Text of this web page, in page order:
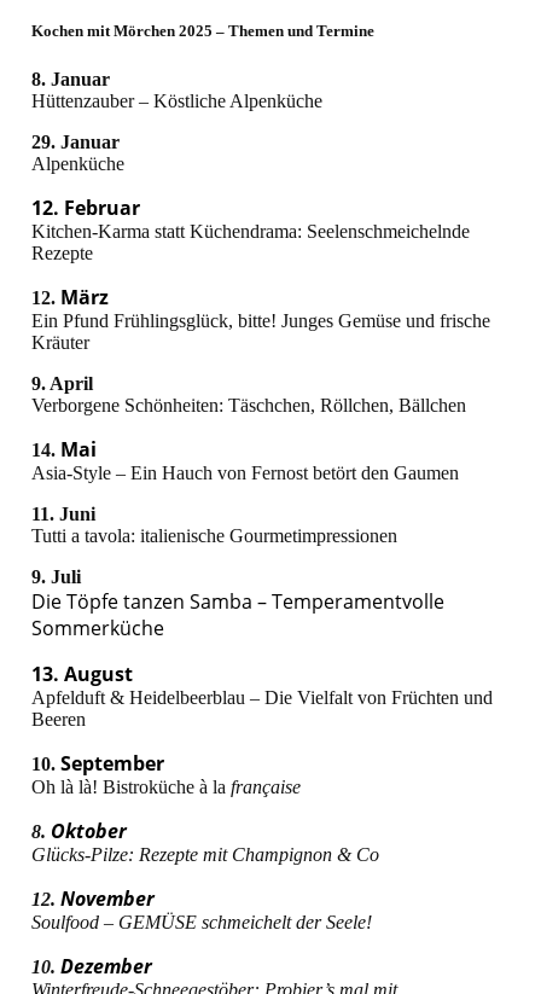
Kochen mit Mörchen 2025 – Themen und Termine
8. Januar
Hüttenzauber – Köstliche Alpenküche
29. Januar
Alpenküche
12. Februar
Kitchen-Karma statt Küchendrama: Seelenschmeichelnde
Rezepte
12. März
Ein Pfund Frühlingsglück, bitte! Junges Gemüse und frische
Kräuter
9. April
Verborgene Schönheiten: Täschchen, Röllchen, Bällchen
14. Mai
Asia-Style – Ein Hauch von Fernost betört den Gaumen
11. Juni
Tutti a tavola: italienische Gourmetimpressionen
9. Juli
Die Töpfe tanzen Samba – Temperamentvolle
Sommerküche
13.August
Apfelduft & Heidelbeerblau – Die Vielfalt von Früchten und
Beeren
10. September
Oh là là! Bistroküche à lafrançaise
8. Oktober
Glücks-Pilze: Rezepte mit Champignon & Co
12.November
Soulfood – GEMÜSE schmeichelt der Seele!
10.Dezember
Winterfreude-Schneegestöber: Probier’s mal mit